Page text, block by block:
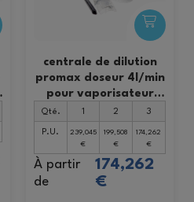
centrale de dilution
promax doseur 4l/min
pour vaporisateur
750 ml (1 u)
Qté. 1 2 3
P.U.
239,045
€
199,508
€
174,262
€
À partir
de
174,262
€